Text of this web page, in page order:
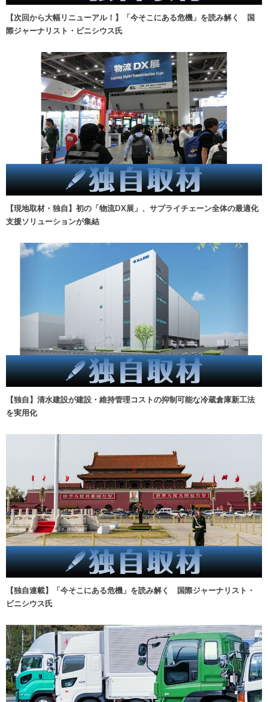
【次回から大幅リニューアル！】「今そこにある危機」を読み解く 国
際ジャーナリスト・ビニシウス氏
【現地取材・独自】初の「物流DX展」、サプライチェーン全体の最適化
支援ソリューションが集結
【独自】清水建設が建設・維持管理コストの抑制可能な冷蔵倉庫新工法
を実用化
【独自連載】「今そこにある危機」を読み解く 国際ジャーナリスト・
ビニシウス氏